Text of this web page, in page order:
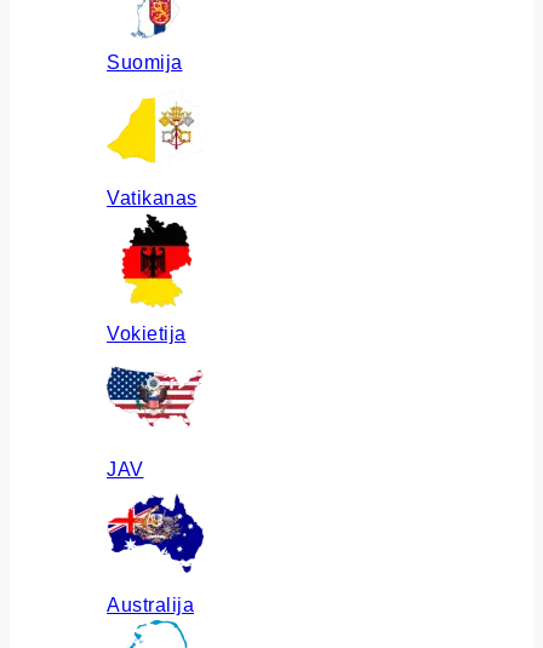
Suomija
Vatikanas
Vokietija
JAV
Australija